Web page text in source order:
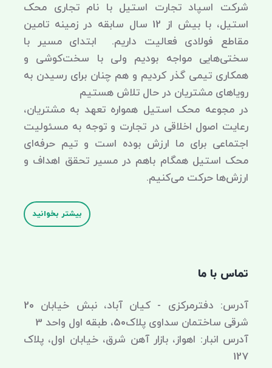
شرکت اسپاد تجارت استیل با نام تجاری محک
استیل، با بیش از 12 سال سابقه در زمینه تامین
مقاطع فولادی فعالیت داریم. ابتدای مسیر با
سختی‌هایی مواجه بودیم ولی با سخت‌کوشی و
همکاری تیمی گذر کردیم و هم چنان برای رسیدن به
رویاهای مشتریان در حال تلاش هستیم
در مجوعه محک استیل همواره تعهد به مشتریان،
رعایت اصول اخلاقی در تجارت و توجه به مسئولیت
اجتماعی برای ما ارزش بوده است و تیم حرفه‌ای
محک استیل همگام باهم در مسیر تحقق اهداف و
ارزش‌ها حرکت می‌کنیم.
بیشتر بخوانید
تماس با ما
آدرس: دفترمرکزی - کیان آباد، نبش خیابان 20
شرقی ساختمان سداوی پلاک50، طبقه اول واحد 3
آدرس انبار: اهواز، بازار آهن شرق، خیابان اول، پلاک
127